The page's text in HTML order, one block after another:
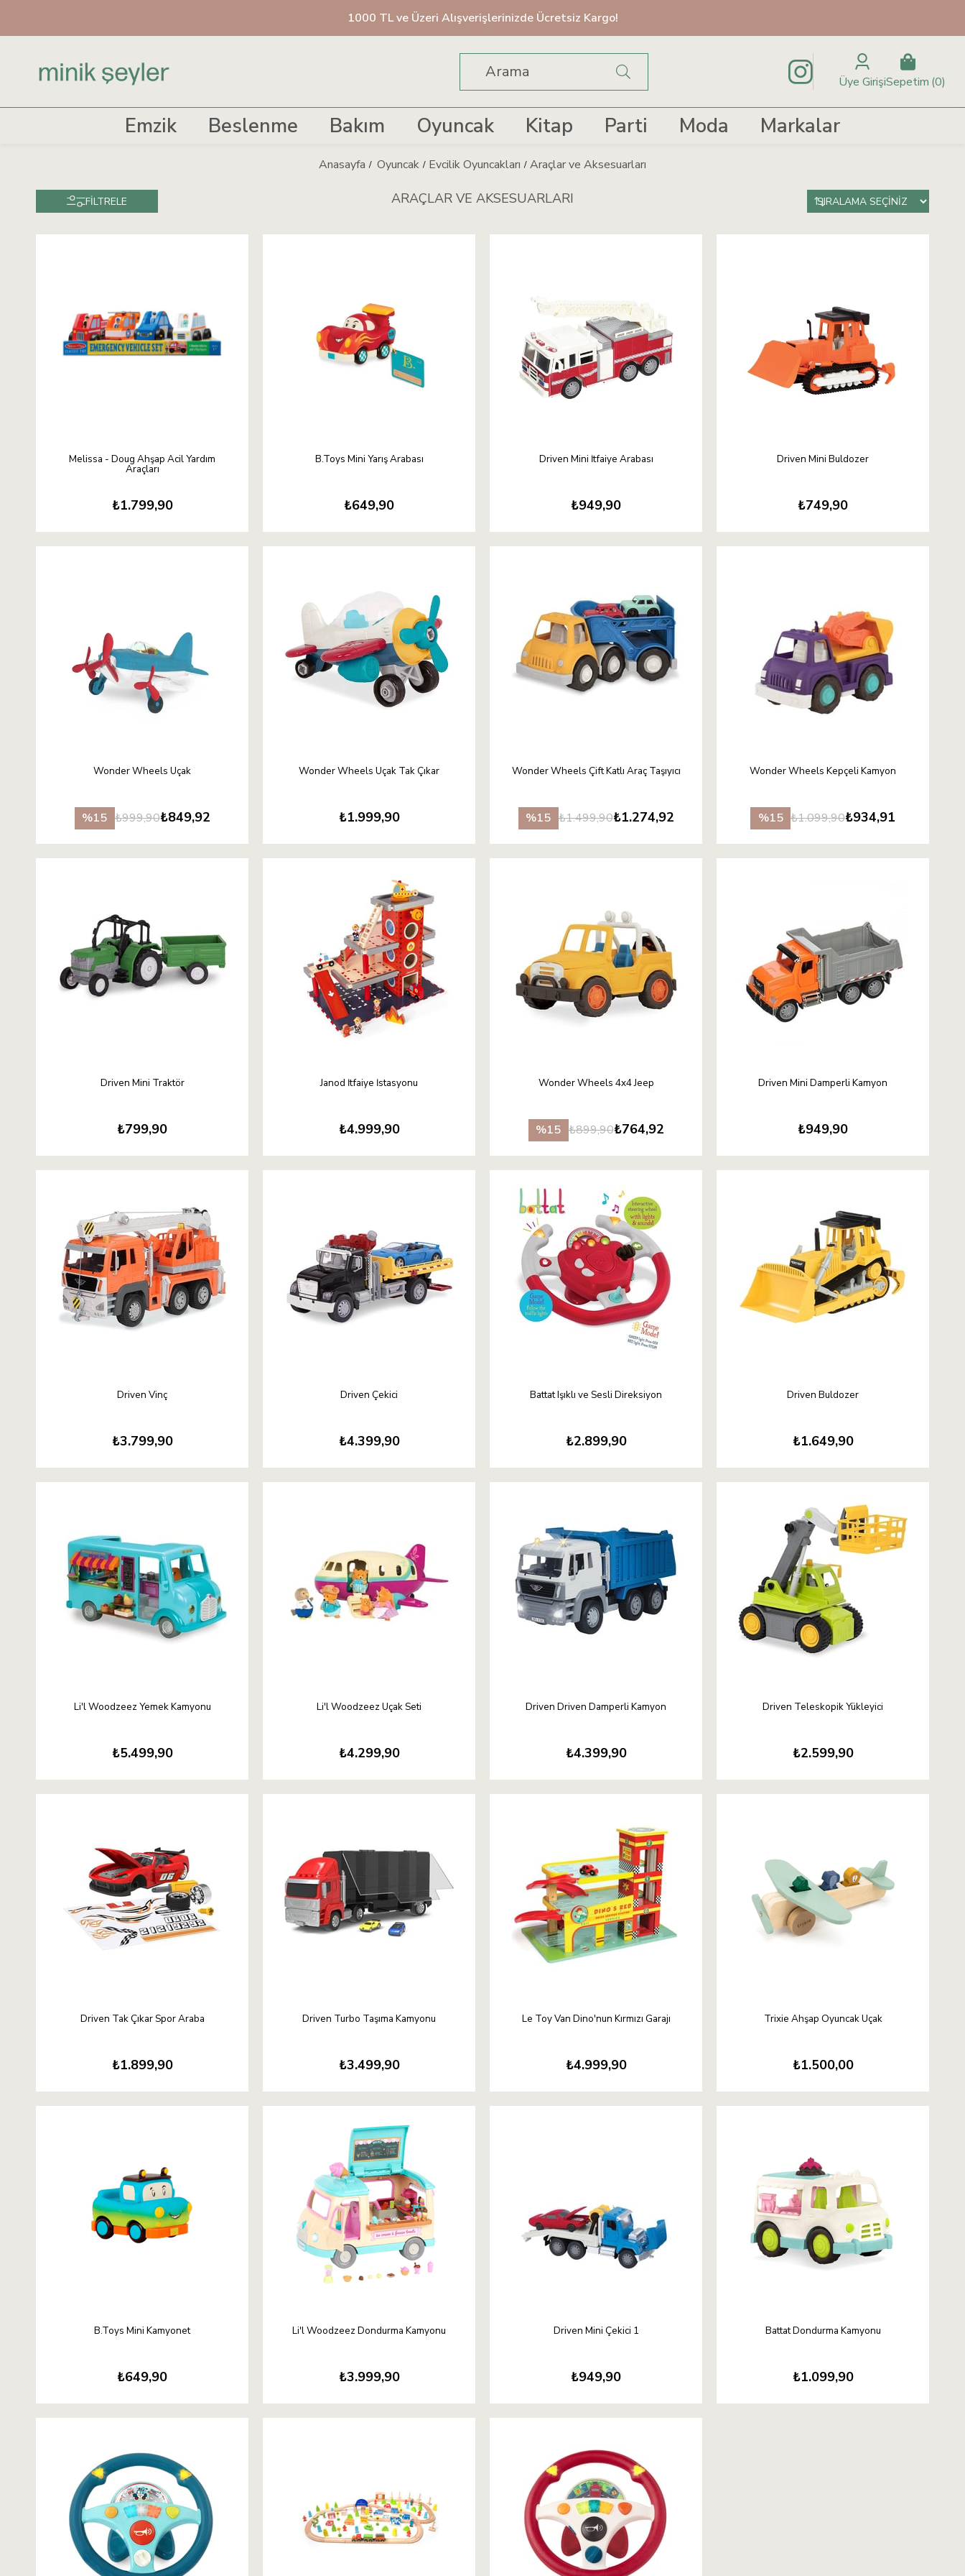
1000 TL ve Üzeri Alışverişlerinizde Ücretsiz Kargo!
Üye GirişiSepetim 0
Emzik Beslenme Bakım Oyuncak Kitap Parti Moda Markalar
Anasayfa Oyuncak Evcilik Oyuncakları Araçlar ve Aksesuarları
FILTRELE ARAÇLAR VE AKSESUARLARI
Melissa - Doug Ahşap Acil Yardım
Araçları
₺1.799,90
B.Toys Mini Yarış Arabası
₺649,90
Driven Mini İtfaiye Arabası
₺949,90
Driven Mini Buldozer
₺749,90
Wonder Wheels Uçak
₺849,92
₺999,90
%15
Wonder Wheels Uçak Tak Çıkar
₺1.999,90
Wonder Wheels Çift Katlı Araç Taşıyıcı
₺1.274,92
₺1.499,90
%15
Wonder Wheels Kepçeli Kamyon
₺934,91
₺1.099,90
%15
Driven Mini Traktör
₺799,90
Janod İtfaiye İstasyonu
₺4.999,90
Wonder Wheels 4x4 Jeep
₺764,92
₺899,90
%15
Driven Mini Damperli Kamyon
₺949,90
Driven Vinç
₺3.799,90
Driven Çekici
₺4.399,90
Battat Işıklı ve Sesli Direksiyon
₺2.899,90
Driven Buldozer
₺1.649,90
Li'l Woodzeez Yemek Kamyonu
₺5.499,90
Li'l Woodzeez Uçak Seti
₺4.299,90
Driven Driven Damperli Kamyon
₺4.399,90
Driven Teleskopik Yükleyici
₺2.599,90
Driven Tak Çıkar Spor Araba
₺1.899,90
Driven Turbo Taşıma Kamyonu
₺3.499,90
Le Toy Van Dino'nun Kırmızı Garajı
₺4.999,90
Trixie Ahşap Oyuncak Uçak
₺1.500,00
B.Toys Mini Kamyonet
₺649,90
Li'l Woodzeez Dondurma Kamyonu
₺3.999,90
Driven Mini Çekici 1
₺949,90
Battat Dondurma Kamyonu
₺1.099,90